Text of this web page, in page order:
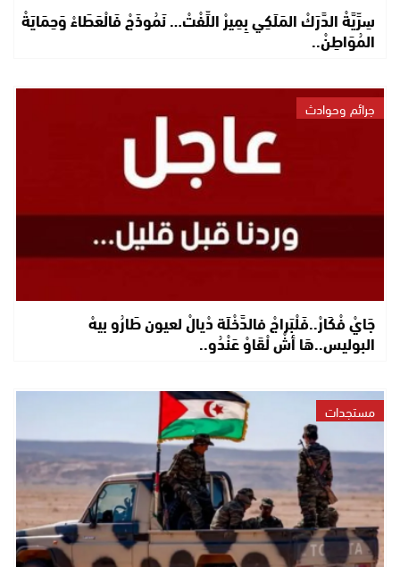
سِرِّيَّةْ الدَّرَكْ المَلَكِي بِمِيرْ اللِّفْتْ… نَمُوذَجْ فَالْعَطَاءْ وَحِمَايَةْ
المُوَاطِنْ..
جرائم وحوادث
جَايْ فْكَارْ..فَلْبَراجْ فالدَّخْلَة دْيالْ لعيون طَارُو بيهْ
البوليس..هَا أشْ لْقَاوْ عَنْدُو..
مستجدات